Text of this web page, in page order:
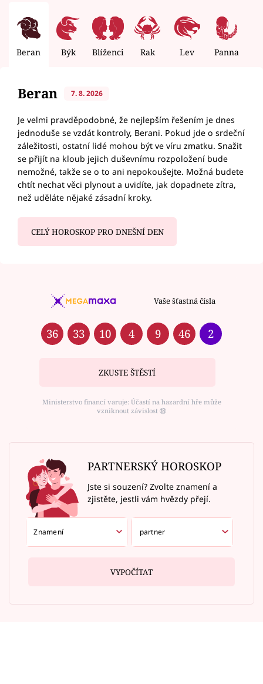
Beran Býk Blíženci Rak Lev Panna
Beran 7. 8. 2026
Je velmi pravděpodobné, že nejlepším řešením je dnes
jednoduše se vzdát kontroly, Berani. Pokud jde o srdeční
záležitosti, ostatní lidé mohou být ve víru zmatku. Snažit
se přijít na kloub jejich duševnímu rozpoložení bude
nemožné, takže se o to ani nepokoušejte. Možná budete
chtít nechat věci plynout a uvidíte, jak dopadnete zítra,
než uděláte nějaké zásadní kroky.
CELÝ HOROSKOP PRO DNEŠNÍ DEN
Vaše šťastná čísla
36 33 10 4 9 46 2
ZKUSTE ŠTĚSTÍ
Ministerstvo financí varuje: Účastí na hazardní hře může
vzniknout závislost ⑱
PARTNERSKÝ HOROSKOP
Jste si souzení? Zvolte znamení a
zjistěte, jestli vám hvězdy přejí.
VYPOČÍTAT